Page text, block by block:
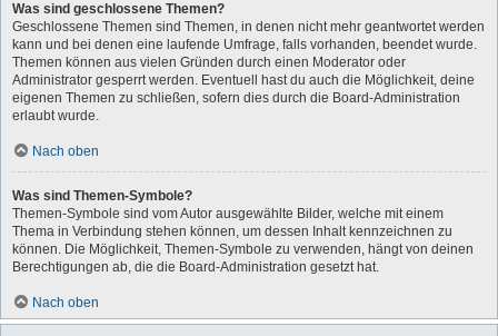
Was sind geschlossene Themen?
Geschlossene Themen sind Themen, in denen nicht mehr geantwortet werden
kann und bei denen eine laufende Umfrage, falls vorhanden, beendet wurde.
Themen können aus vielen Gründen durch einen Moderator oder
Administrator gesperrt werden. Eventuell hast du auch die Möglichkeit, deine
eigenen Themen zu schließen, sofern dies durch die Board-Administration
erlaubt wurde.
Nach oben
Was sind Themen-Symbole?
Themen-Symbole sind vom Autor ausgewählte Bilder, welche mit einem
Thema in Verbindung stehen können, um dessen Inhalt kennzeichnen zu
können. Die Möglichkeit, Themen-Symbole zu verwenden, hängt von deinen
Berechtigungen ab, die die Board-Administration gesetzt hat.
Nach oben